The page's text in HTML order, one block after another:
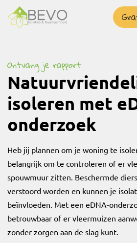
overslaan
Ontvang je rapport
isoleren met
onderzoek
Heb jij plannen om je woning te
belangrijk om te controleren of er
spouwmuur zitten. Beschermde
verstoord worden en kunnen je
beïnvloeden. Met een eDNA-
betrouwbaar of er vleermuizen
zonder zorgen aan de slag kunt.